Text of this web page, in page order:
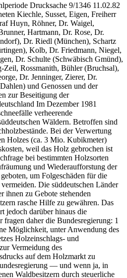
Drucksache 9/1346 11.02.82
Kiechle, Susset, Eigen, Freiherr
Huyn, Röhner, Dr. Waigel,
Hartmann, Dr. Rose, Dr.
Dr. Riedl (München), Schartz
Kolb, Dr. Friedmann, Niegel,
Dr. Schulte (Schwäbisch Gmünd),
Zeil, Rossmanith, Bühler (Bruchsal),
Dr. Jenninger, Zierer, Dr.
und Genossen und der
zur Beseitigung der
Im Dezember 1981
verheerende
Wäldern. Betroffen sind
Bei der Verwertung
Holzes (ca. 3 Mio. Kubikmeter)
weil das Holz gebrochen ist
bei bestimmten Holzsorten
und Wiederaufforstung der
um Folgeschäden für die
Die süddeutschen Länder
ihnen zu Gebote stehenden
rasche Hilfe zu gewähren. Das
jedoch darüber hinaus die
daher die Bundesregierung: 1
Möglichkeit, unter Anwendung des
Holzeinschlags- und
Vermeidung des
auf dem Holzmarkt zu
— und wenn ja, in
Waldbesitzern durch steuerliche